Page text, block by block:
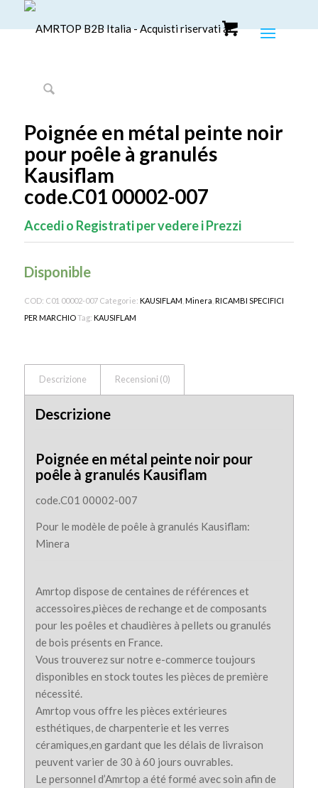
Poignée en métal peinte noir
pour poêle à granulés
Kausiflam
code.C01 00002-007
Accedi o Registrati per vedere i Prezzi
Disponible
COD: C01 00002-007 Categorie: KAUSIFLAM Minera RICAMBI SPECIFICI
PER MARCHIOTag: KAUSIFLAM
Descrizione Recensioni (0)
Descrizione
Poignée en métal peinte noir pour
poêle à granulés Kausiflam
code.C01 00002-007
Pour le modèle de poêle à granulés Kausiflam:
Minera
Amrtop dispose de centaines de références et
accessoires,pièces de rechange et de composants
pour les poêles et chaudières à pellets ou granulés
de bois présents en France.
Vous trouverez sur notre e-commerce toujours
disponibles en stock toutes les pièces de première
nécessité.
Amrtop vous offre les pièces extérieures
esthétiques, de charpenterie et les verres
céramiques,en gardant que les délais de livraison
peuvent varier de 30 à 60 jours ouvrables.
Le personnel d’Amrtop a été formé avec soin afin de